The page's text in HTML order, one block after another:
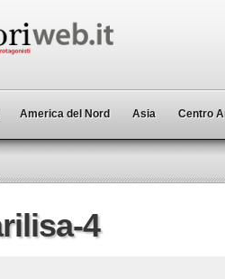
America del Nord Asia Centro
4